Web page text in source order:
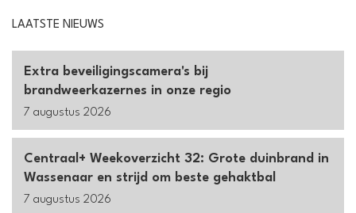
LAATSTE NIEUWS
Extra beveiligingscamera's bij
brandweerkazernes in onze regio
7 augustus 2026
Centraal+ Weekoverzicht 32: Grote duinbrand in
Wassenaar en strijd om beste gehaktbal
7 augustus 2026